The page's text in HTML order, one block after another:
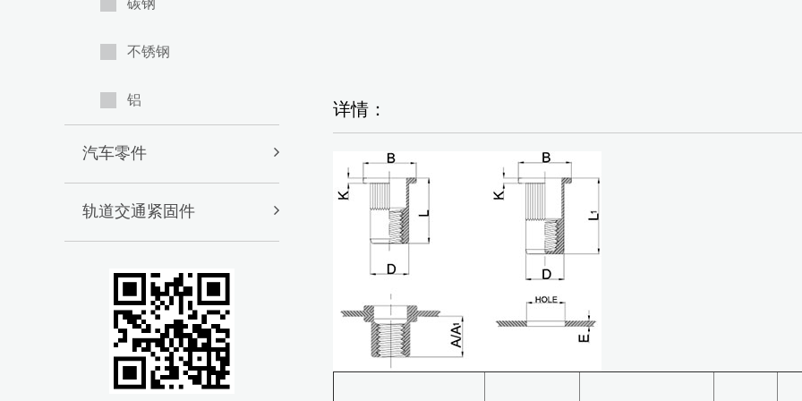
碳钢
不锈钢
铝
汽车零件
轨道交通紧固件
详情：